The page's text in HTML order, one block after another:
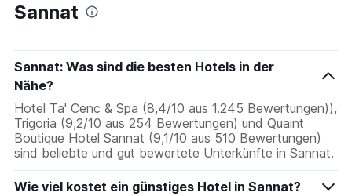
Sannat
Sannat: Was sind die besten Hotels in der
Nähe?
Hotel Ta' Cenc & Spa (8,4/10 aus 1.245 Bewertungen)),
Trigoria (9,2/10 aus 254 Bewertungen) und Quaint
Boutique Hotel Sannat (9,1/10 aus 510 Bewertungen)
sind beliebte und gut bewertete Unterkünfte in Sannat.
Wie viel kostet ein günstiges Hotel in Sannat?